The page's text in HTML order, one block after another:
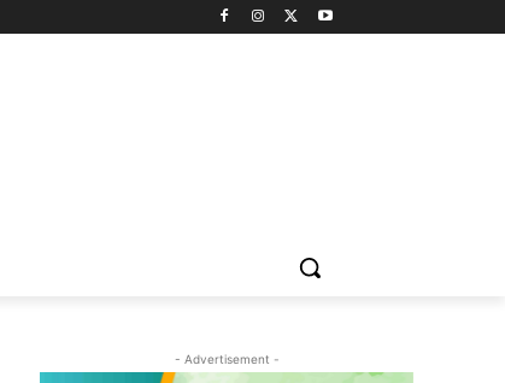
- Advertisement -